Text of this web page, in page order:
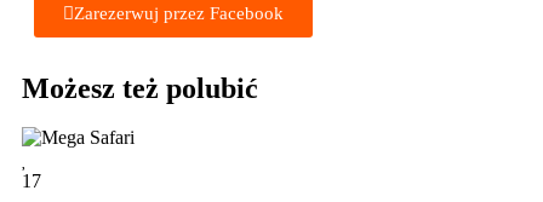
Zarezerwuj przez Facebook
Możesz też polubić
17